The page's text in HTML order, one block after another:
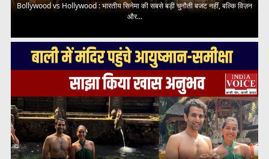
Bollywood vs Hollywood : भारतीय सिनेमा की सबसे बड़ी चुनौती बजट नहीं, बल्कि विज़न
और...